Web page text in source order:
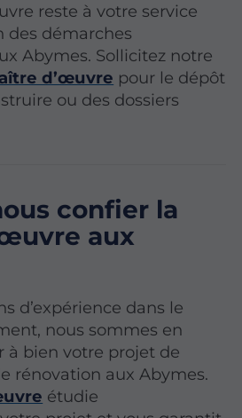
reste à votre service
des démarches
Abymes. Sollicitez notre
d’œuvre pour le dépôt
ou des dossiers
confier la
aux
d’expérience dans le
nous sommes en
à bien votre projet de
rénovation aux Abymes.
étudie